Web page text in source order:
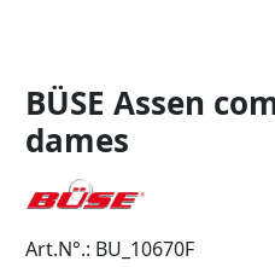
BÜSE Assen
dames
Art.N°.: BU_10670F